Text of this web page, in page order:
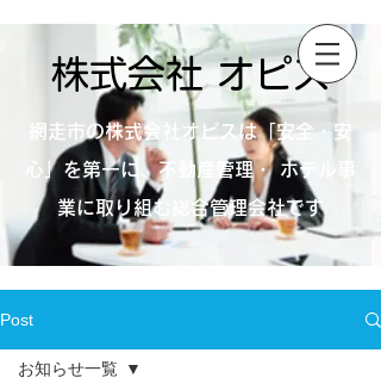
株式会社 オピス
網走市の株式会社オピスは「安全・安
心」を第一に、不動産管理・ ホテル事
業に取り組む総合管理会社です
Post
お知らせ一覧